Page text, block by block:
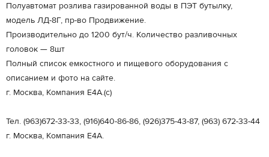
Полуавтомат розлива газированной воды в ПЭТ бутылку,
модель ЛД-8Г, пр-во Продвижение.
Производительно до 1200 бут/ч. Количество разливочных
головок — 8шт
Полный список емкостного и пищевого оборудования с
описанием и фото на сайте.
г. Москва, Компания Е4А.(с)
Тел. (963)672-33-33, (916)640-86-86, (926)375-43-87, (963) 672-33-44
г. Москва, Компания Е4А.